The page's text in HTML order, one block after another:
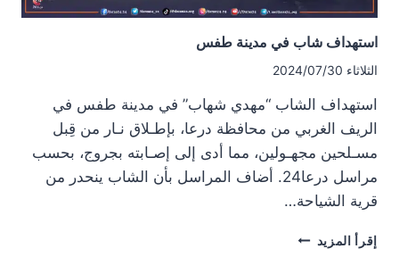
استهداف شاب في مدينة طفس
الثلاثاء 2024/07/30
استهداف الشاب “مهدي شهاب” في مدينة طفس في
الريف الغربي من محافظة درعا، بإطـلاق نـار من قِبل
مسـلحين مجهـولين، مما أدى إلى إصـابته بجروج، بحسب
مراسل درعا24. أضاف المراسل بأن الشاب ينحدر من
قرية الشياحة…
إقرأ المزيد استهداف